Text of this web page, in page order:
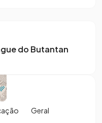
do Butantan
Geral